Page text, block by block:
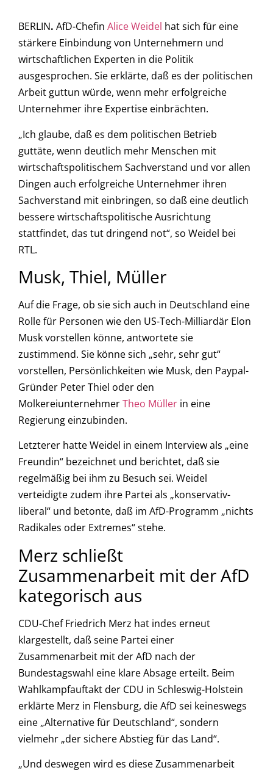
BERLIN. AfD-Chefin Alice Weidel hat sich für eine
stärkere Einbindung von Unternehmern und
wirtschaftlichen Experten in die Politik
ausgesprochen. Sie erklärte, daß es der politischen
Arbeit guttun würde, wenn mehr erfolgreiche
Unternehmer ihre Expertise einbrächten.
„Ich glaube, daß es dem politischen Betrieb
guttäte, wenn deutlich mehr Menschen mit
wirtschaftspolitischem Sachverstand und vor allen
Dingen auch erfolgreiche Unternehmer ihren
Sachverstand mit einbringen, so daß eine deutlich
bessere wirtschaftspolitische Ausrichtung
stattfindet, das tut dringend not“, so Weidel bei
RTL.
Musk, Thiel, Müller
Auf die Frage, ob sie sich auch in Deutschland eine
Rolle für Personen wie den US-Tech-Milliardär Elon
Musk vorstellen könne, antwortete sie
zustimmend. Sie könne sich „sehr, sehr gut“
vorstellen, Persönlichkeiten wie Musk, den Paypal-
Gründer Peter Thiel oder den
MolkereiunternehmerTheo Müller in eine
Regierung einzubinden.
Letzterer hatte Weidel in einem Interview als „eine
Freundin“ bezeichnet und berichtet, daß sie
regelmäßig bei ihm zu Besuch sei. Weidel
verteidigte zudem ihre Partei als „konservativ-
liberal“ und betonte, daß im AfD-Programm „nichts
Radikales oder Extremes“ stehe.
Merz schließt
Zusammenarbeit mit der AfD
kategorisch aus
CDU-Chef Friedrich Merz hat indes erneut
klargestellt, daß seine Partei einer
Zusammenarbeit mit der AfD nach der
Bundestagswahl eine klare Absage erteilt. Beim
Wahlkampfauftakt der CDU in Schleswig-Holstein
erklärte Merz in Flensburg, die AfD sei keineswegs
eine „Alternative für Deutschland“, sondern
vielmehr „der sichere Abstieg für das Land“.
„Und deswegen wird es diese Zusammenarbeit